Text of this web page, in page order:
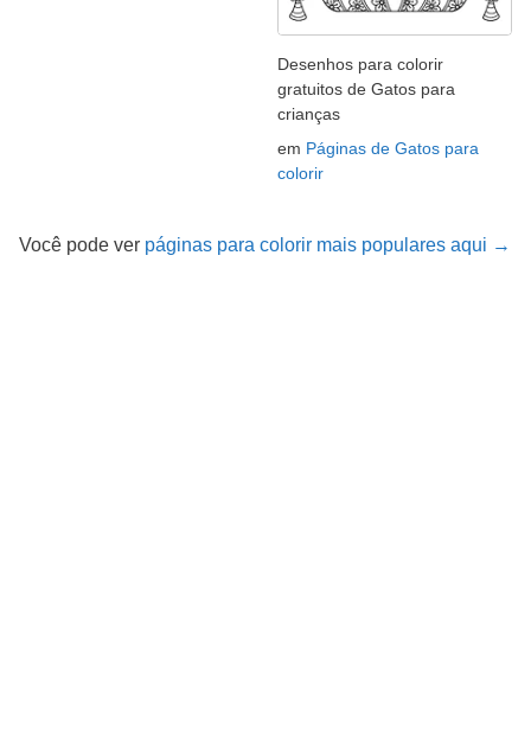
Desenhos para colorir
gratuitos de Gatos para
crianças
em Páginas de Gatos para
colorir
Você pode ver páginas para colorir mais populares aqui →